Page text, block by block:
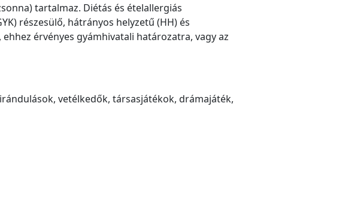
tartalmaz. Diétás és ételallergiás
részesülő, hátrányos helyzetű (HH) és
érvényes gyámhivatali határozatra, vagy az
vetélkedők, társasjátékok, drámajáték,